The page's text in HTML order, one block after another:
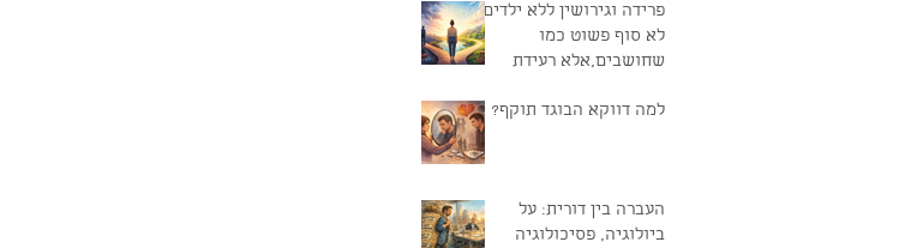
פרידה וגירושין ללא ילדים,
לא סוף פשוט כמו
שחושבים,אלא רעידת
למה דווקא הבוגד תוקף?
העברה בין דורית: על
ביולוגיה, פסיכולוגיה